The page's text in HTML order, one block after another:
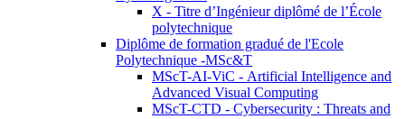
X - Titre d’Ingénieur diplômé de l’École
polytechnique
Diplôme de formation gradué de l'Ecole
Polytechnique -MSc&T
MScT-AI-ViC - Artificial Intelligence and
Advanced Visual Computing
MScT-CTD - Cybersecurity : Threats and